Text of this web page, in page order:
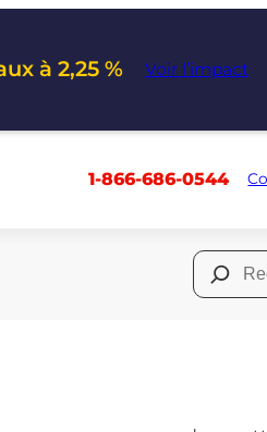
à 2,25 % Voir l’impact
1-866-686-0544